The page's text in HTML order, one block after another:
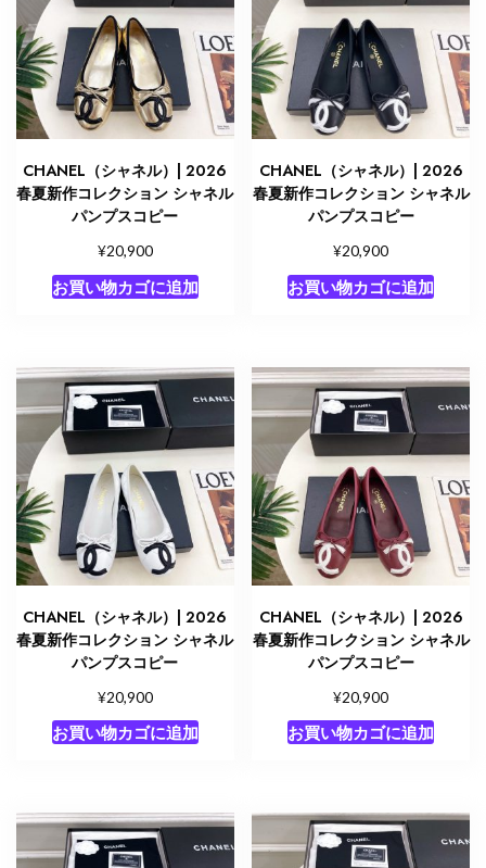
CHANEL（シャネル）| 2026
春夏新作コレクション シャネル
パンプスコピー
¥20,900
お買い物カゴに追加
CHANEL（シャネル）| 2026
春夏新作コレクション シャネル
パンプスコピー
¥20,900
お買い物カゴに追加
CHANEL（シャネル）| 2026
春夏新作コレクション シャネル
パンプスコピー
¥20,900
お買い物カゴに追加
CHANEL（シャネル）| 2026
春夏新作コレクション シャネル
パンプスコピー
¥20,900
お買い物カゴに追加